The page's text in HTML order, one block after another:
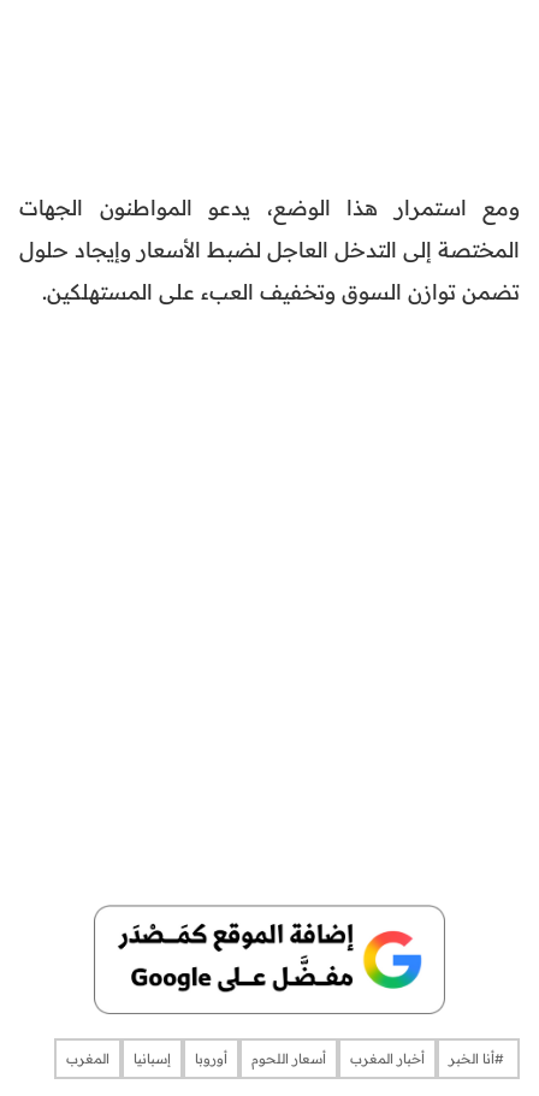
ومع استمرار هذا الوضع، يدعو المواطنون الجهات
المختصة إلى التدخل العاجل لضبط الأسعار وإيجاد حلول
تضمن توازن السوق وتخفيف العبء على المستهلكين.
​​​​​​​​ #أنا الخبر أخبار المغرب أسعار اللحوم أوروبا إسبانيا المغرب